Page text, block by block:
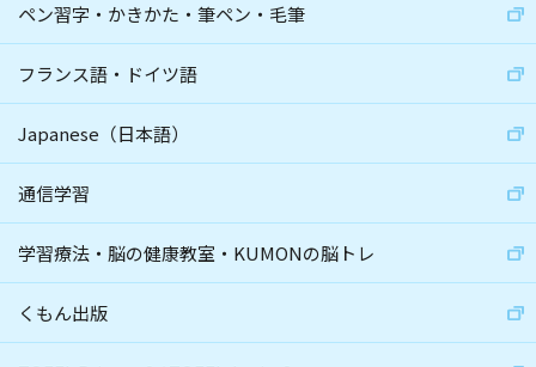
ペン習字・かきかた・筆ペン・毛筆
フランス語・ドイツ語
Japanese（日本語）
通信学習
学習療法・脳の健康教室・KUMONの脳トレ
くもん出版